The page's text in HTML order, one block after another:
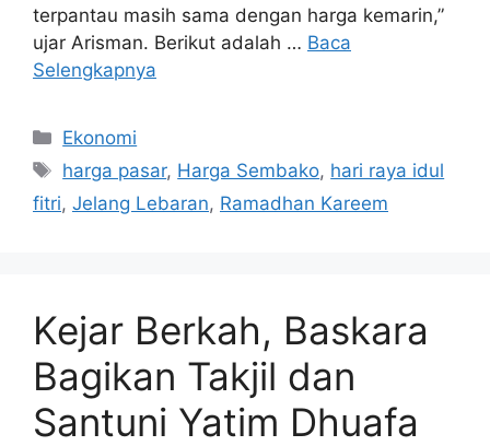
terpantau masih sama dengan harga kemarin,”
ujar Arisman. Berikut adalah … Baca
Selengkapnya
Kategori
Ekonomi
Tag
harga pasar, Harga Sembako, hari raya idul
fitri, Jelang Lebaran, Ramadhan Kareem
Kejar Berkah, Baskara
Bagikan Takjil dan
Santuni Yatim Dhuafa